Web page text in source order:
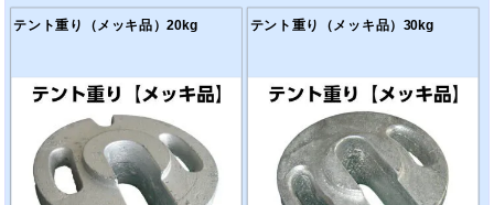
テント重り （メッキ品）20kg テント重り （メッキ品）30kg